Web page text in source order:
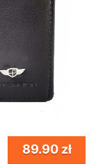
89.90 zł